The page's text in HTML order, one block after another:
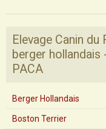
Elevage Canin
berger
PACA
Berger Hollandais
Boston Terrier